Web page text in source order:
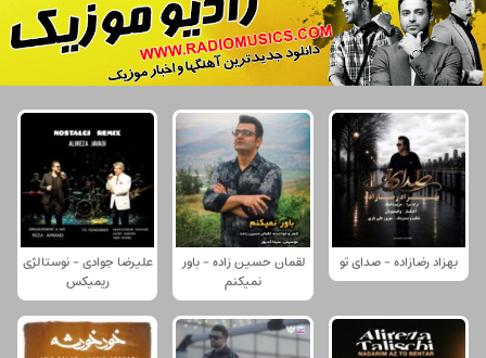
بهزاد رضازاده - صدای تو
لقمان حسین زاده - باور
نمیکنم
علیرضا جوادی - نوستالژی
ریمیکس